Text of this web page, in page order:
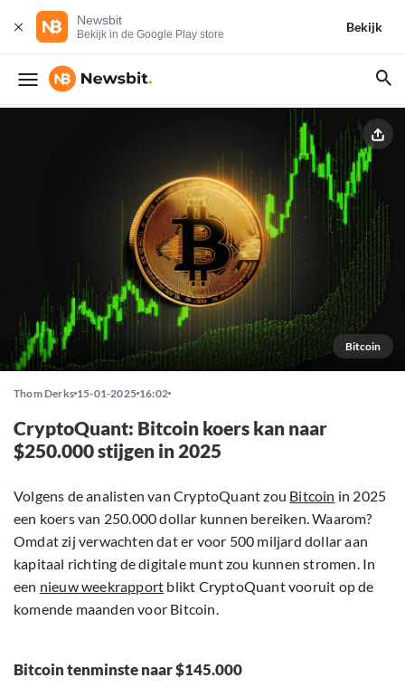
Newsbit
Bekijk in de Google Play store
Bekijk
Bitcoin
Thom Derks 15-01-2025 16:02
CryptoQuant: Bitcoin koers kan naar
$250.000 stijgen in 2025
Volgens de analisten van CryptoQuant zou Bitcoin in 2025
een koers van 250.000 dollar kunnen bereiken. Waarom?
Omdat zij verwachten dat er voor 500 miljard dollar aan
kapitaal richting de digitale munt zou kunnen stromen. In
een nieuw weekrapport blikt CryptoQuant vooruit op de
komende maanden voor Bitcoin.
Bitcoin tenminste naar $145.000